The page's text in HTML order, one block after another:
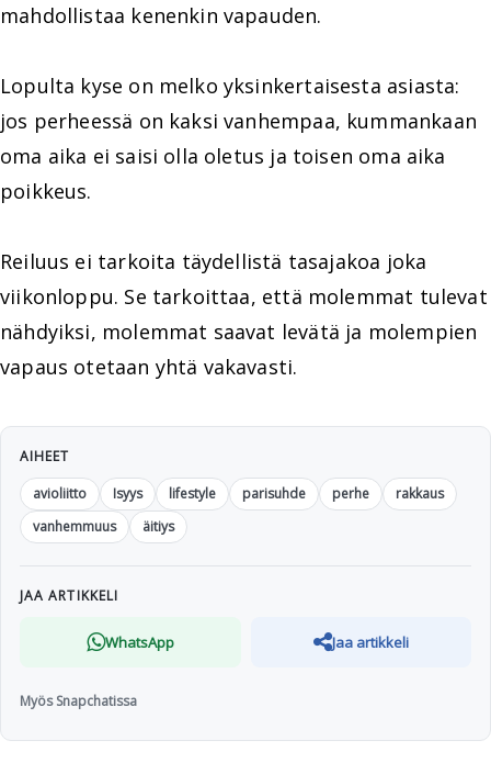
mahdollistaa kenenkin vapauden.
Lopulta kyse on melko yksinkertaisesta asiasta:
jos perheessä on kaksi vanhempaa, kummankaan
oma aika ei saisi olla oletus ja toisen oma aika
poikkeus.
Reiluus ei tarkoita täydellistä tasajakoa joka
viikonloppu. Se tarkoittaa, että molemmat tulevat
nähdyiksi, molemmat saavat levätä ja molempien
vapaus otetaan yhtä vakavasti.
AIHEET
avioliitto
Isyys lifestyle parisuhde perhe
rakkaus
vanhemmuus
äitiys
JAA ARTIKKELI
WhatsApp Jaa artikkeli
Myös Snapchatissa